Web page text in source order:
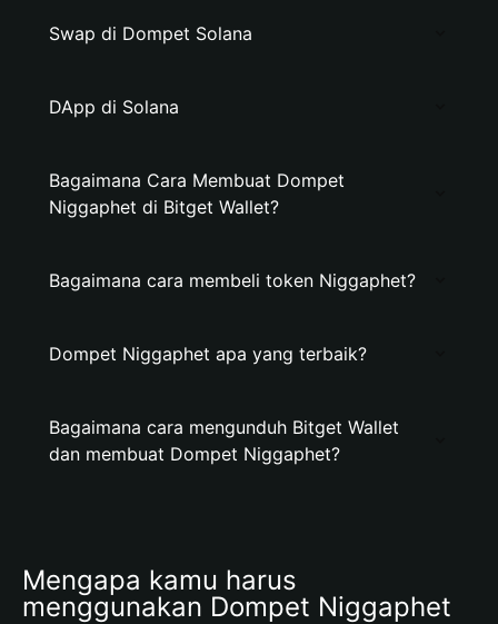
Swap di Dompet Solana
DApp di Solana
Bagaimana Cara Membuat Dompet
Niggaphet di Bitget Wallet?
Bagaimana cara membeli token Niggaphet?
Dompet Niggaphet apa yang terbaik?
Bagaimana cara mengunduh Bitget Wallet
dan membuat Dompet Niggaphet?
Mengapa kamu harus
menggunakan Dompet Niggaphet